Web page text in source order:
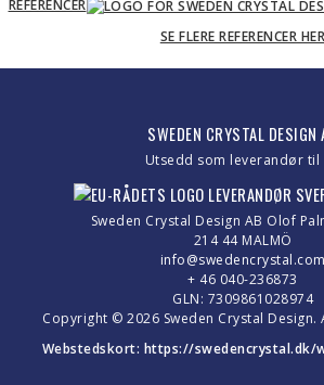
REFERENCER
SE FLERE REFERENCER HER
SWEDEN CRYSTAL DESIGN
Utsedd som leverandør til
Sweden Crystal Design AB Olof
214 44 MALMÖ
info@swedencrystal.com
+ 46 040-236873
GLN: 7309861028974
Copyright © 2026 Sweden Crystal
Webstedskort: https://swedencrystal.dk/